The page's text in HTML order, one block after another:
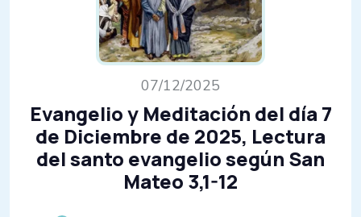
07/12/2025
Evangelio y Meditación del día 7
de Diciembre de 2025, Lectura
del santo evangelio según San
Mateo 3,1-12